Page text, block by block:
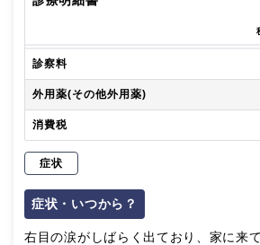
診察料
外用薬(その他外用薬)
消費税
症状
症状・いつから？
右目の涙がしばらく出ており、家に来